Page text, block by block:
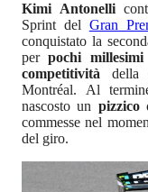
Kimi Antonelli
Sprint del Gran
conquistato la
perpochi millesimi
competitività della
Montréal. Al
nascosto un pizzico
commesse nel
del giro.